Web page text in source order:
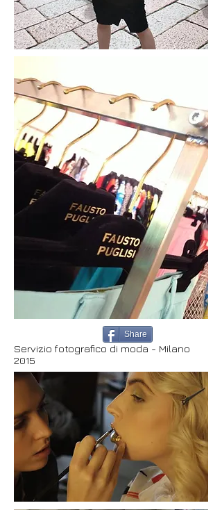
Share
Servizio fotografico di moda - Milano
2015